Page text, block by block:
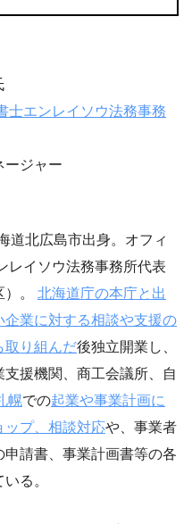
士エンレイソウ法務事務
ージャー
道北広島市出身。オフィ
レイソウ法務事務所代表
。 北海道庁の本庁と出
業に対する相談や支援の
取り組んだ後独立開業し、
援機関、商工会議所、自
幌での起業や事業計画に
ップ、相談対応や、事業者
請書、事業計画書等の各
る。